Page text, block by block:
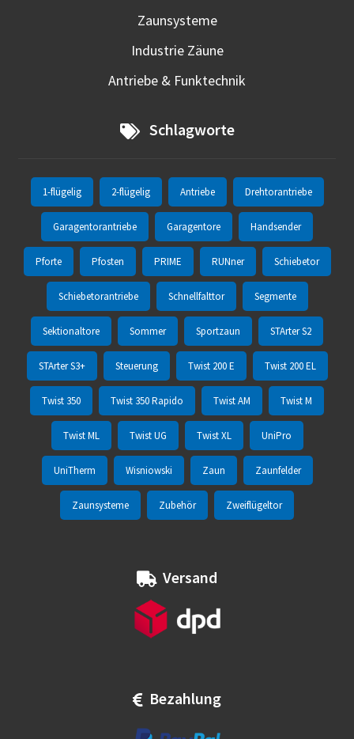
Zaunsysteme
Industrie Zäune
Antriebe & Funktechnik
Schlagworte
1-flügelig 2-flügelig Antriebe Drehtorantriebe
Garagentorantriebe Garagentore Handsender
Pforte Pfosten PRIME RUNner Schiebetor
Schiebetorantriebe Schnellfalttor Segmente
Sektionaltore Sommer Sportzaun STArter S2
STArter S3+ Steuerung Twist 200 E Twist 200 EL
Twist 350 Twist 350 Rapido Twist AM Twist M
Twist ML Twist UG Twist XL UniPro
UniTherm Wisniowski Zaun Zaunfelder
Zaunsysteme Zubehör Zweiflügeltor
Versand
Bezahlung